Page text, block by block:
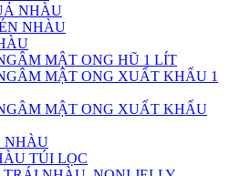
NHÀU
NHÀU
MẬT ONG HŨ 1 LÍT
MẬT ONG XUẤT KHẨU 1
MẬT ONG XUẤT KHẨU
NHÀU
TÚI LỌC